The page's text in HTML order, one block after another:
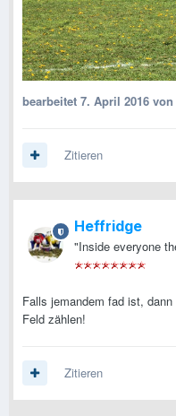
bearbeitet 7. April 2016 von
Zitieren
Heffridge
"Inside everyone
Falls jemandem fad ist,
Feld zählen!
Zitieren